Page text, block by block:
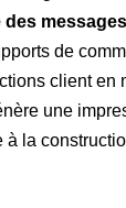
des messages
de
client en
une
la